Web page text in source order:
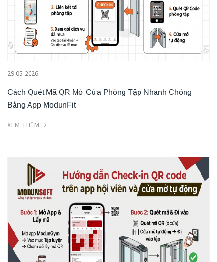
29-05-2026
Cách Quét Mã QR Mở Cửa Phòng Tập Nhanh Chóng
Bằng App ModunFit
XEM THÊM